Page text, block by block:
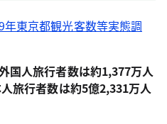
年東京都観光客数等実態調
国人旅行者数は約1,377万人
旅行者数は約5億2,331万人